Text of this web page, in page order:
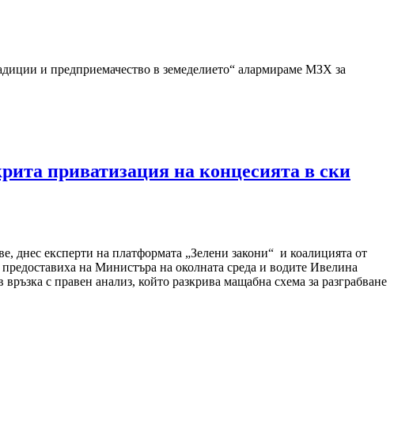
и предприемачество в земеделието“ алармираме МЗХ за
приватизация на концесията в ски
днес експерти на платформата „Зелени закони“ и коалицията от
на Министъра на околната среда и водите Ивелина
с правен анализ, който разкрива мащабна схема за разграбване